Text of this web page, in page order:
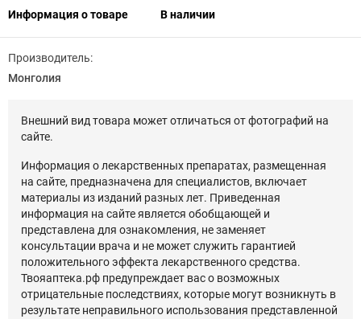
Информация о товаре В наличии
Производитель:
Монголия
Внешний вид товара может отличаться от фотографий на
сайте.
Информация о лекарственных препаратах, размещенная
на сайте, предназначена для специалистов, включает
материалы из изданий разных лет. Приведенная
информация на сайте является обобщающей и
представлена для ознакомления, не заменяет
консультации врача и не может служить гарантией
положительного эффекта лекарственного средства.
Твояаптека.рф предупреждает вас о возможных
отрицательные последствиях, которые могут возникнуть в
результате неправильного использования представленной